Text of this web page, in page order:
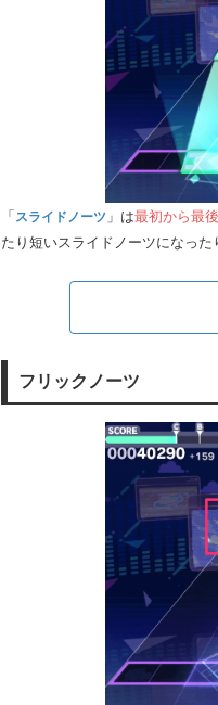
「スライドノーツ 」は最初から最
たり短いスライドノーツになった
フリックノーツ